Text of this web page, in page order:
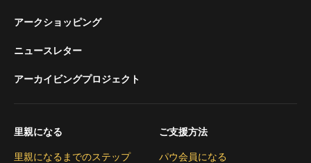
アークショッピング
ニュースレター
アーカイビングプロジェクト
里親になる
里親になるまでのステップ
ご支援方法
パウ会員になる